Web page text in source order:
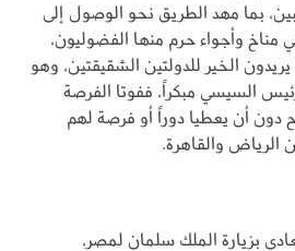
بما مهد الطريق نحو الوصول إلى
مناخ وأجواء حرم منها الفضوليون،
الخير للدولتين الشقيقتين، وهو
السيسي مبكراً، ففوتا الفرصة
دون أن يعطيا دوراً أو فرصة لهم
الرياض والقاهرة.
بزيارة الملك سلمان لمصر،